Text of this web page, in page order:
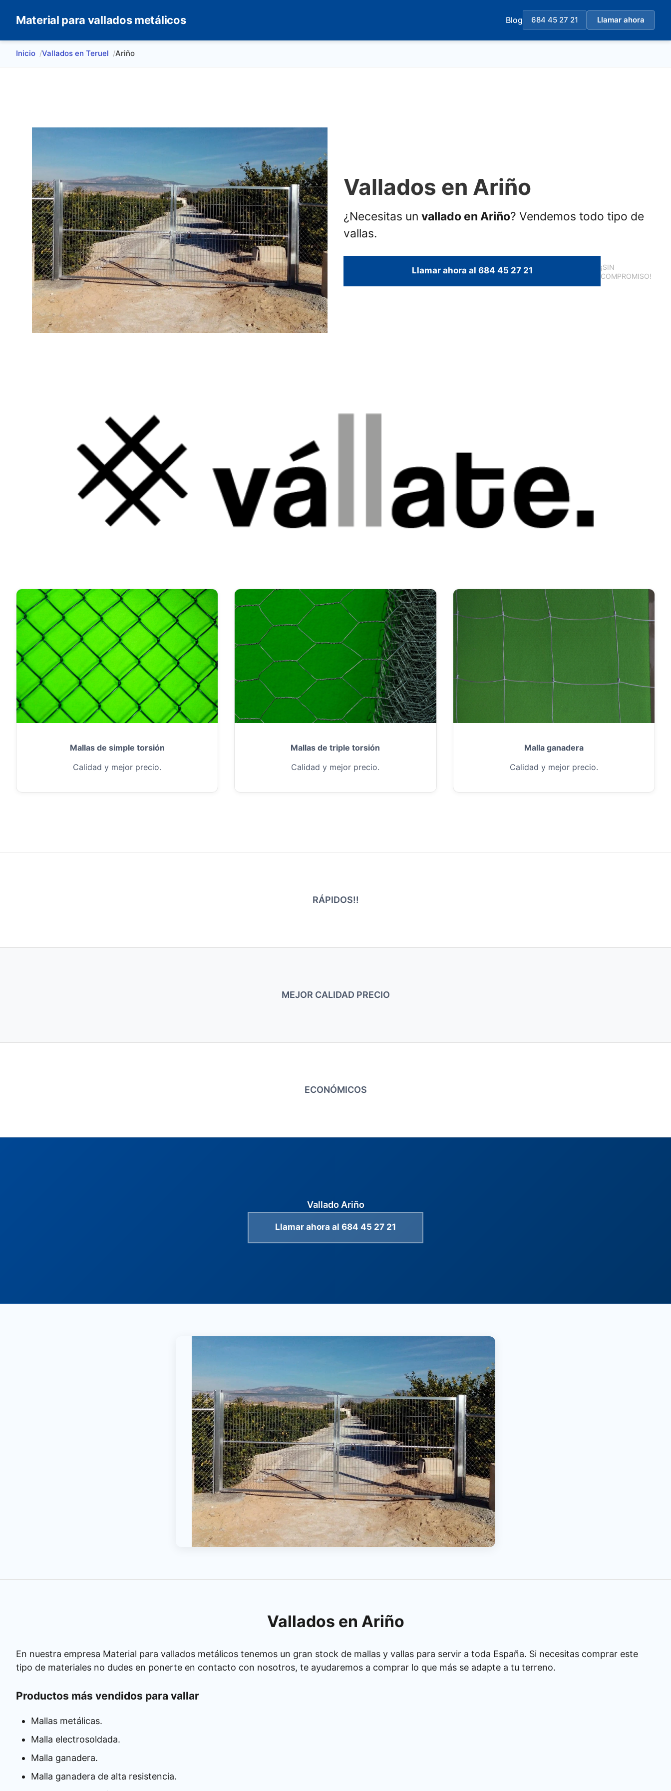
Material para vallados metálicos Blog 684 45 27 21 Llamar ahora
Inicio Vallados en Teruel Ariño
Vallados en Ariño
¿Necesitas un vallado en Ariño? Vendemos todo tipo de
vallas.
Llamar ahora al 684 45 27 21
¡SIN
COMPROMISO!
Mallas de simple torsión
Calidad y mejor precio.
Mallas de triple torsión
Calidad y mejor precio.
Malla ganadera
Calidad y mejor precio.
RÁPIDOS!!
MEJOR CALIDAD PRECIO
ECONÓMICOS
Vallado Ariño
Llamar ahora al 684 45 27 21
Vallados en Ariño
En nuestra empresa Material para vallados metálicos tenemos un gran stock de mallas y vallas para servir a toda España. Si necesitas comprar este
tipo de materiales no dudes en ponerte en contacto con nosotros, te ayudaremos a comprar lo que más se adapte a tu terreno.
Productos más vendidos para vallar
Mallas metálicas.
Malla electrosoldada.
Malla ganadera.
Malla ganadera de alta resistencia.